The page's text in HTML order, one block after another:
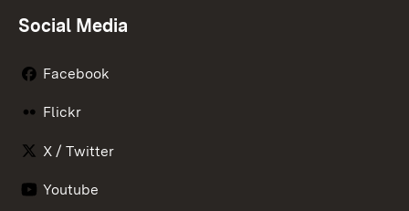
Social Media
Facebook
Flickr
X / Twitter
Youtube